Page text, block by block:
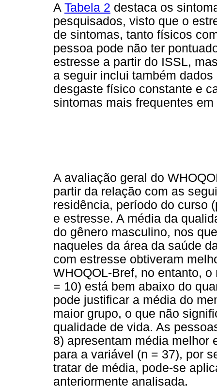
A Tabela 2 destaca os
pesquisados, visto que o
de sintomas, tanto físicos
pessoa pode não ter
estresse a partir do ISSL,
a seguir inclui também
desgaste físico constante e
sintomas mais frequentes
A avaliação geral do
partir da relação com as
residência, período do curso
e estresse. A média da
do gênero masculino, nos
naqueles da área da saúde
com estresse obtiveram
WHOQOL-Bref, no entanto,
= 10) está bem abaixo do
pode justificar a média do
maior grupo, o que não
qualidade de vida. As
8) apresentam média melhor
para a variável (n = 37), por
tratar de média, pode-se
anteriormente analisada.